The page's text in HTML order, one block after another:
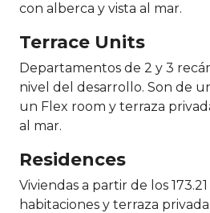
con alberca y vista al mar.
Terrace Units
Departamentos de 2 y 3
nivel del desarrollo. Son de
un Flex room y terraza
al mar.
Residences
Viviendas a partir de los
habitaciones y terraza